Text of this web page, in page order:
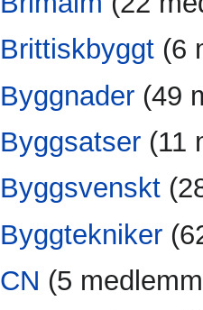
Brittiskbyggt (6
Byggnader (49
Byggsatser (11
Byggsvenskt
Byggtekniker
CN
(5